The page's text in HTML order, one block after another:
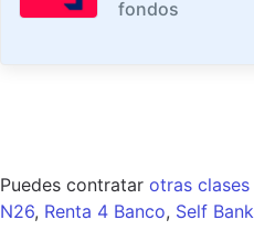
fondos
Puedes contratar otras clases
N26, Renta 4 Banco, Self Bank